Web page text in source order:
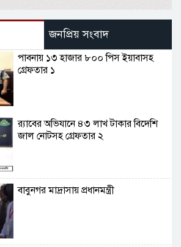
জনপ্রিয় সংবাদ
পাবনায় ১৩ হাজার ৮০০ পিস ইয়াবাসহ
গ্রেফতার ১
র‌্যাবের অভিযানে ৪৩ লাখ টাকার বিদেশি
জাল নোটসহ গ্রেফতার ২
বাবুনগর মাদ্রাসায় প্রধানমন্ত্রী